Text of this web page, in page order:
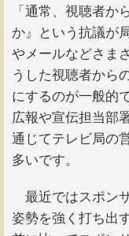
「通常、視聴者か
か』という抗議が
やメールなどさま
うした視聴者から
にするのが一般的
広報や宣伝担当部
通じてテレビ局の
多いです。
最近ではスポン
姿勢を強く打ち出